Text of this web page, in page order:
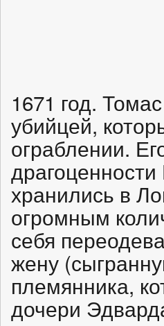
1671 год.
убийцей,
ограблении.
хранились в
огромным
себя
жену
племянника,
дочери